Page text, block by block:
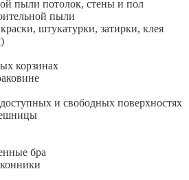
пыли потолок, стены и пол
пыли
штукатурки, затирки, клея
корзинах
и свободных поверхностях
бра